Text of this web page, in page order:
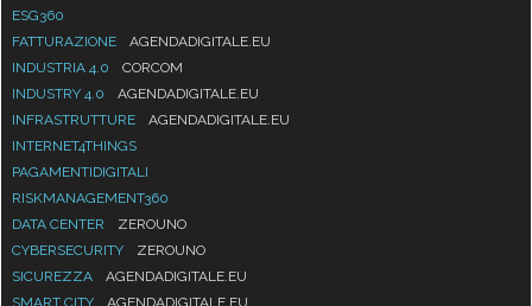
ESG360
FATTURAZIONE
AGENDADIGITALE.EU
INDUSTRIA 4.0
CORCOM
INDUSTRY 4.0
AGENDADIGITALE.EU
INFRASTRUTTURE
AGENDADIGITALE.EU
INTERNET4THINGS
PAGAMENTIDIGITALI
RISKMANAGEMENT360
DATA CENTER
ZEROUNO
CYBERSECURITY
ZEROUNO
SICUREZZA
AGENDADIGITALE.EU